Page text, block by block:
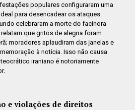
populares configuraram uma
para desencadear os ataques.
celebraram a morte do facínora
que gritos de alegria foram
moradores aplaudiram das janelas e
à notícia. Isso não causa
iraniano é notoriamente
e violações de direitos